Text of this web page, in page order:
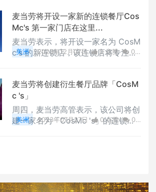
麦当劳将开设一家新的连锁餐厅Cos
Mc's 第一家门店在这里...
麦当劳表示，将开设一家名为 CosM
c's 的新连锁店，该连锁店将专注于
巨头试图提高下午的销售额。
美洲 2023年12月07日 0 点赞
0
麦当劳将创建衍生餐厅品牌「CosM
c 's」
周四，麦当劳高管表示，该公司将创
建一家名为「CosMc 's」的连锁餐
的特色。
美洲 2023年07月27日 0 点赞
0
v
g
o